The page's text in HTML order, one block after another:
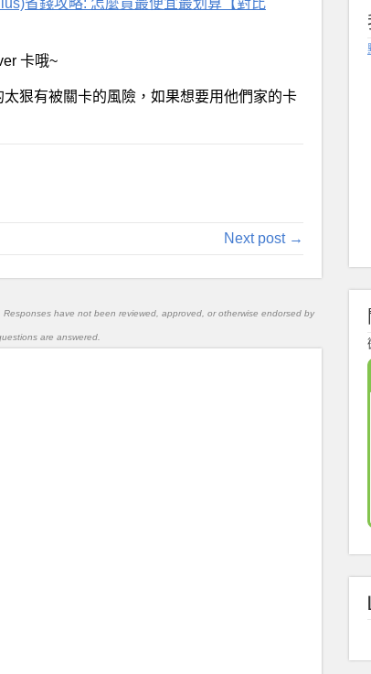
省錢攻略: 怎麼買最便宜最划算【對比
卡哦~
狠有被關卡的風險，如果想要用他們家的卡
Next post →
have not been reviewed, approved, or otherwise endorsed by
are answered.